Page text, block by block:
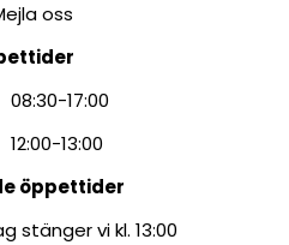
oss
17:00
13:00
öppettider
stänger vi kl. 13:00